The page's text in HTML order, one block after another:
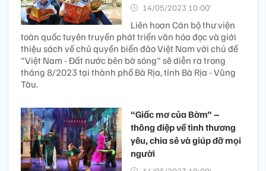
14/05/2023 10:00’
Liên hoan Cán bộ thư viện
toàn quốc tuyên truyền phát triển văn hóa đọc và giới
thiệu sách về chủ quyền biển đảo Việt Nam với chủ đề
"Việt Nam - Đất nước bên bờ sóng" sẽ diễn ra trong
tháng 8/2023 tại thành phố Bà Rịa, tỉnh Bà Rịa - Vũng
Tàu.
“Giấc mơ của Bờm” –
thông điệp về tình thương
yêu, chia sẻ và giúp đỡ mọi
người